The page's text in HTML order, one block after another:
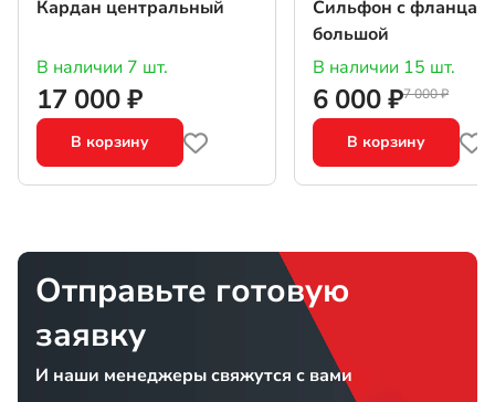
Кардан центральный
В наличии 7 шт.
17 000 ₽
В корзину
Сильфон с
большой
В наличии 15 шт.
7 000 ₽
6 000 ₽
В корзину
Отправьте готовую
заявку
И наши менеджеры свяжутся с вами